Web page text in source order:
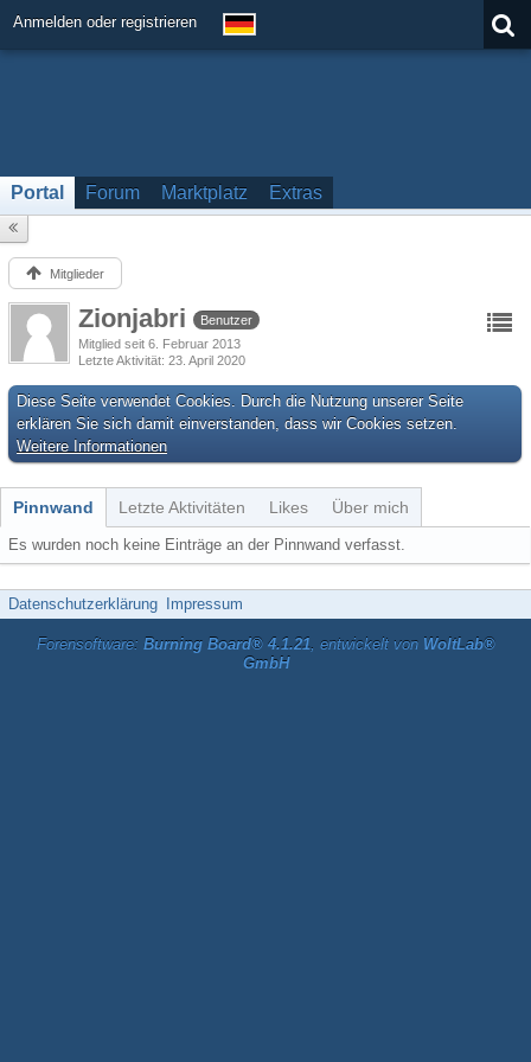
Anmelden oder registrieren
Portal Forum Marktplatz Extras
Mitglieder
Zionjabri
Benutzer
Mitglied seit 6. Februar 2013
Letzte Aktivität 23. April 2020
Diese Seite verwendet Cookies. Durch die Nutzung unserer Seite
erklären Sie sich damit einverstanden, dass wir Cookies setzen.
Weitere Informationen
Pinnwand Letzte Aktivitäten Likes Über mich
Es wurden noch keine Einträge an der Pinnwand verfasst.
Datenschutzerklärung Impressum
Forensoftware: Burning Board® 4.1.21, entwickelt von WoltLab®
GmbH